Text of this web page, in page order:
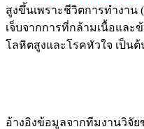
สูงขึ้นเพราะชีวิตการทำงาน
เจ็บจากการที่กล้ามเนื้อแล
โลหิตสูงและโรคหัวใจ เป็นต้
อ้างอิงข้อมูลจากทีมงานวิจั